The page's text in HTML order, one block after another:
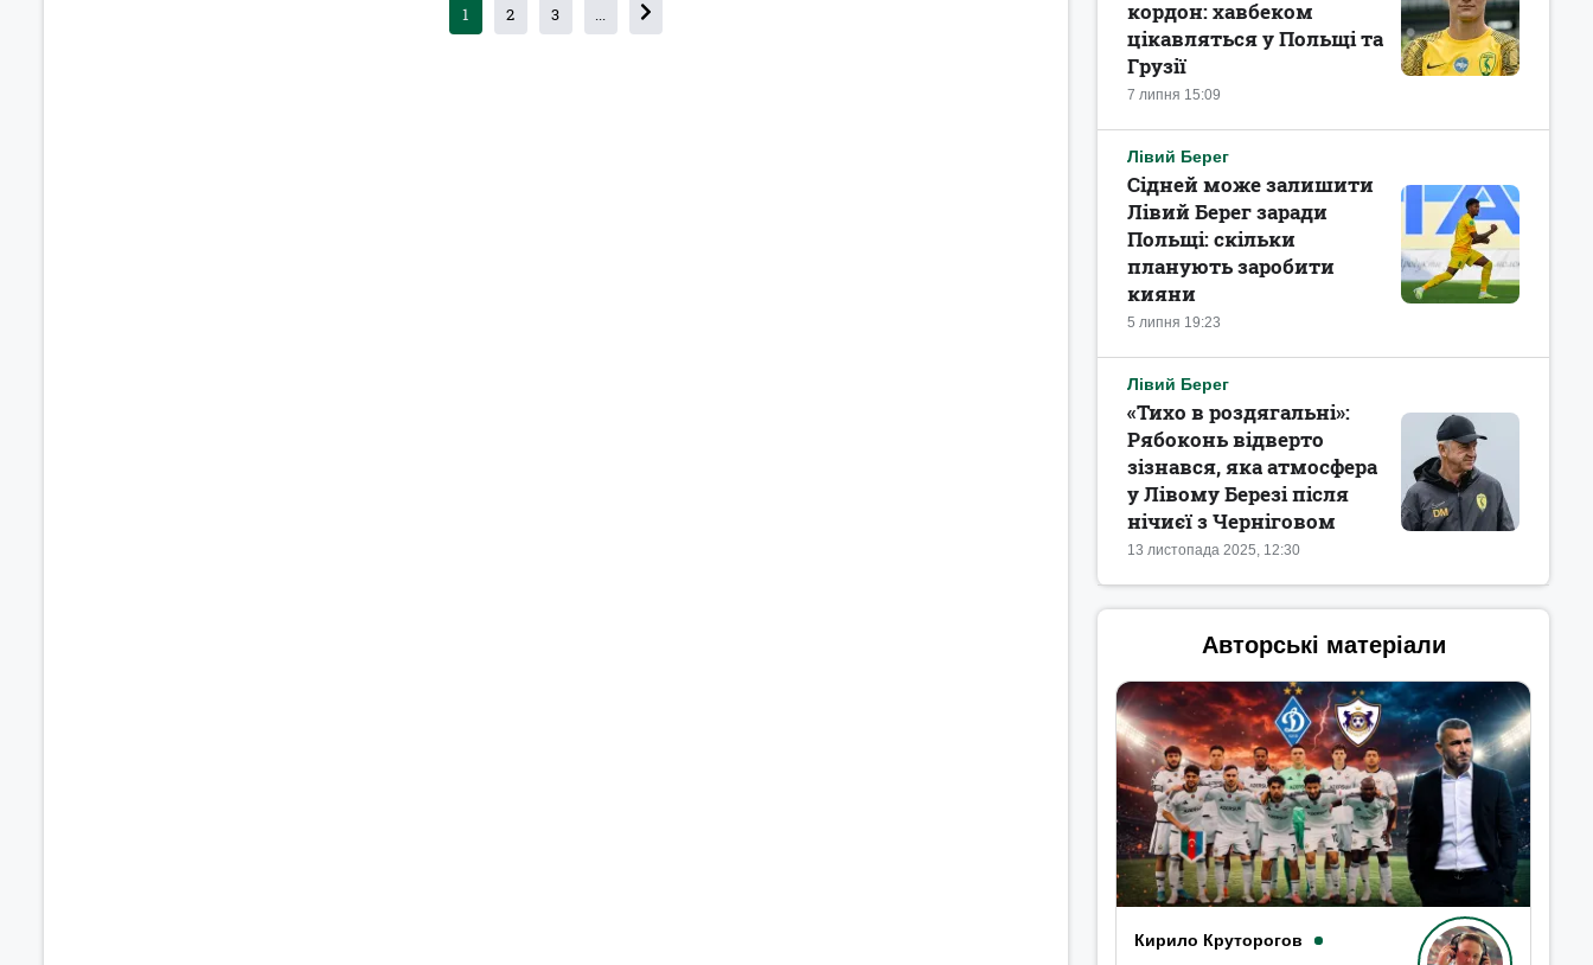
1 2 3 ...
7 липня 15:09
кордон: хавбеком
цікавляться у Польщі та
Грузії
Лівий Берег
5 липня 19:23
Сідней може залишити
Лівий Берег заради
Польщі: скільки
планують заробити
кияни
Лівий Берег
13 листопада 2025, 12:30
«‎Тихо в роздягальні»:
Рябоконь відверто
зізнався, яка атмосфера
у Лівому Березі після
нічиєї з Черніговом
Авторські матеріали
Кирило Круторогов